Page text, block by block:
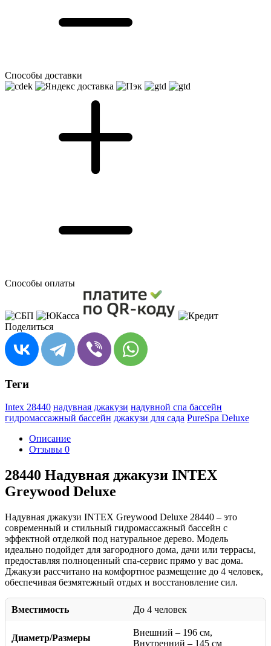
Способы доставки
Способы оплаты
Поделиться
Теги
Intex 28440 надувная джакузи надувной спа бассейн
гидромассажный бассейн джакузи для сада PureSpa Deluxe
Описание
Отзывы 0
28440 Надувная джакузи INTEX
Greywood Deluxe
Надувная джакузи INTEX Greywood Deluxe 28440 – это
современный и стильный гидромассажный бассейн с
эффектной отделкой под натуральное дерево. Модель
идеально подойдет для загородного дома, дачи или террасы,
предоставляя полноценный спа-сервис прямо у вас дома.
Джакузи рассчитано на комфортное размещение до 4 человек,
обеспечивая безмятежный отдых и восстановление сил.
Вместимость До 4 человек
Диаметр/Размеры
Внешний – 196 см,
Внутренний – 145 см